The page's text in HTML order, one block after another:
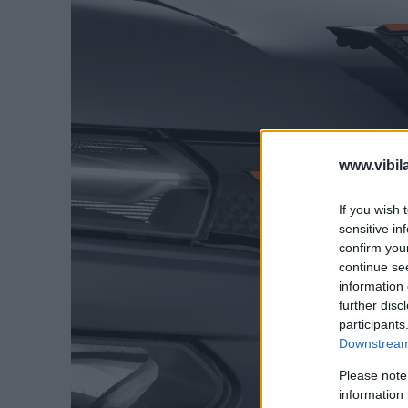
If you wish
sensitive
confirm
continue
information
further
Please
information